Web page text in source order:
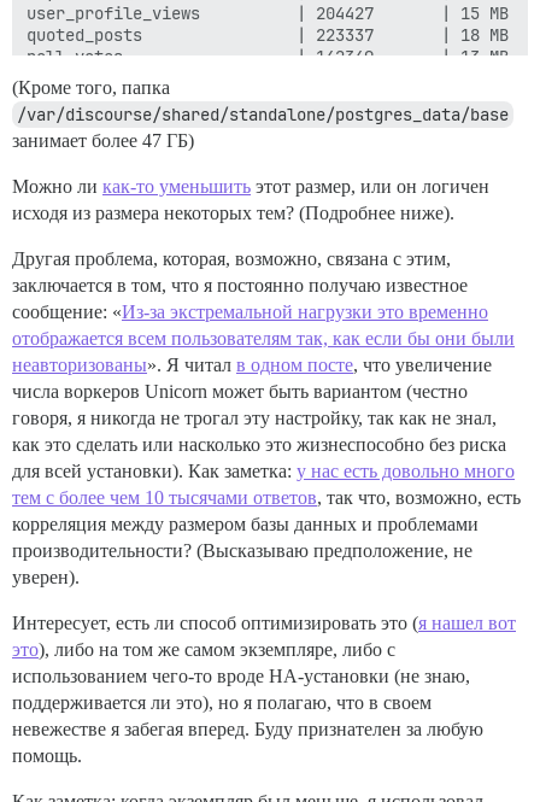
(Кроме того, папка
/var/discourse/shared/standalone/postgres_data/base
занимает более 47 ГБ)
Можно ли как-то уменьшить этот размер, или он логичен
исходя из размера некоторых тем? (Подробнее ниже).
Другая проблема, которая, возможно, связана с этим,
заключается в том, что я постоянно получаю известное
сообщение: «Из-за экстремальной нагрузки это временно
отображается всем пользователям так, как если бы они были
неавторизованы». Я читал в одном посте, что увеличение
числа воркеров Unicorn может быть вариантом (честно
говоря, я никогда не трогал эту настройку, так как не знал,
как это сделать или насколько это жизнеспособно без риска
для всей установки). Как заметка: у нас есть довольно много
тем с более чем 10 тысячами ответов, так что, возможно, есть
корреляция между размером базы данных и проблемами
производительности? (Высказываю предположение, не
уверен).
Интересует, есть ли способ оптимизировать это (я нашел вот
это), либо на том же самом экземпляре, либо с
использованием чего-то вроде HA-установки (не знаю,
поддерживается ли это), но я полагаю, что в своем
невежестве я забегая вперед. Буду признателен за любую
помощь.